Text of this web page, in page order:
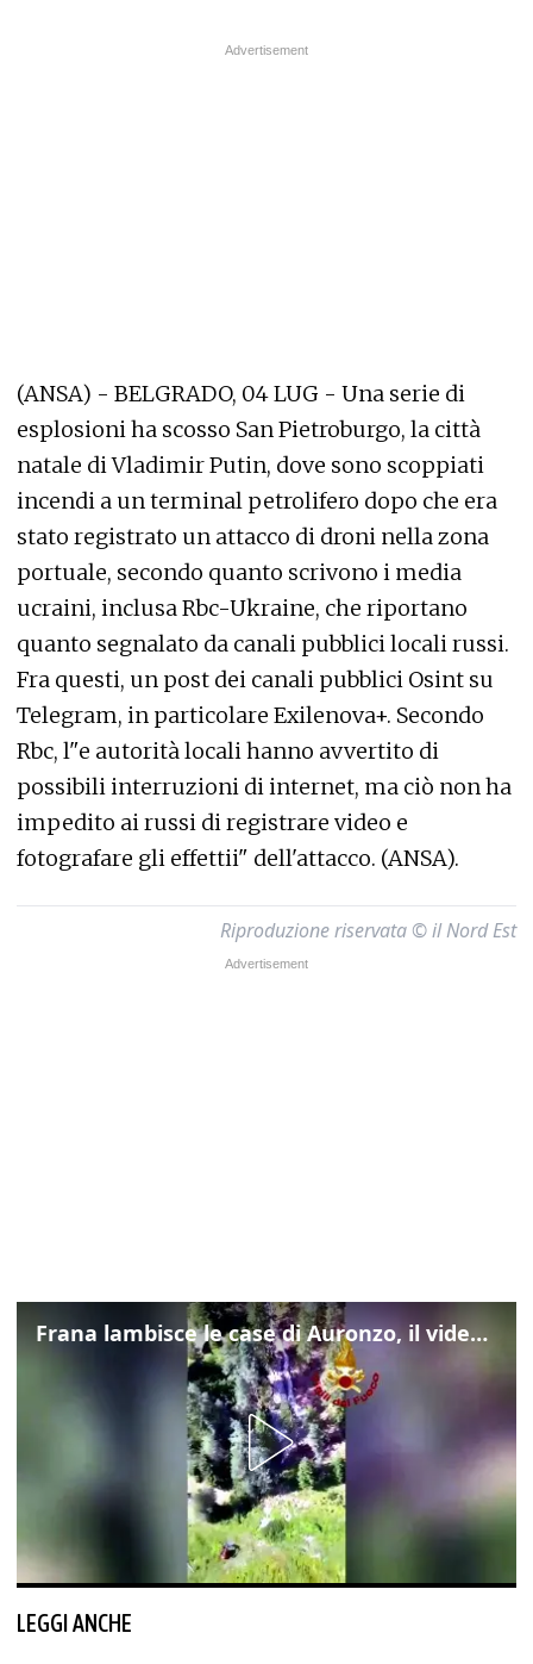
(ANSA) - BELGRADO, 04 LUG - Una serie di
esplosioni ha scosso San Pietroburgo, la città
natale di Vladimir Putin, dove sono scoppiati
incendi a un terminal petrolifero dopo che era
stato registrato un attacco di droni nella zona
portuale, secondo quanto scrivono i media
ucraini, inclusa Rbc-Ukraine, che riportano
quanto segnalato da canali pubblici locali russi.
Fra questi, un post dei canali pubblici Osint su
Telegram, in particolare Exilenova+. Secondo
Rbc, l"e autorità locali hanno avvertito di
possibili interruzioni di internet, ma ciò non ha
impedito ai russi di registrare video e
fotografare gli effettii" dell'attacco. (ANSA).
Riproduzione riservata © il Nord Est
Frana lambisce le case di Auronzo, il video dall'elicottero dei vigili del fuoco
LEGGI ANCHE